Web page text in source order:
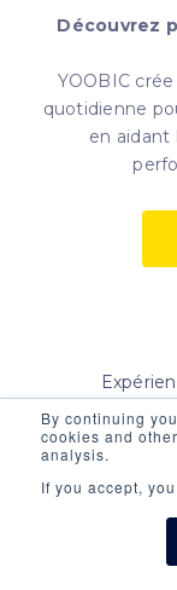
By continuing
cookies and
analysis.
If you accept,
Découvrez
YOOBIC
quotidienne
en aidant